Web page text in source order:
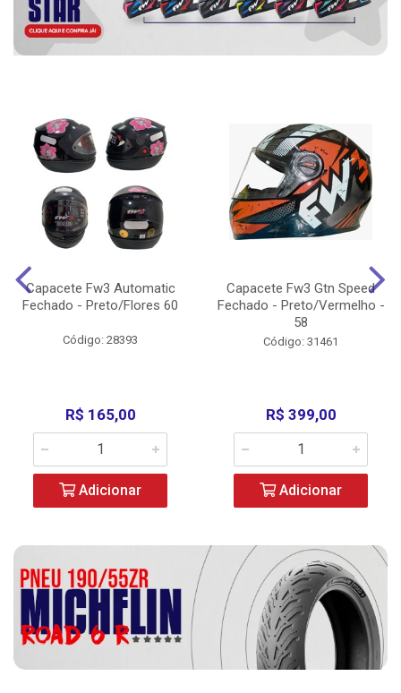
Capacete Fw3 Automatic
Fechado - Preto/Flores 60
Código: 28393
R$ 165,00
Adicionar
Capacete Fw3 Gtn Speed
Fechado - Preto/Vermelho -
58
Código: 31461
R$ 399,00
Adicionar